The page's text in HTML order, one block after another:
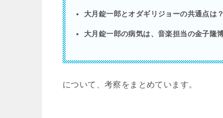
大月錠一郎とオダギリジョーの共通点は？
大月錠一郎の病気は、音楽担当の金子隆
について、考察をまとめています。